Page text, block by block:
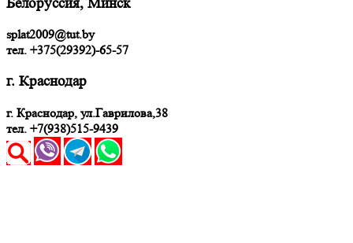
splat2009@tut.by
тел. +375(29392)-65-57
г. Краснодар
г. Краснодар, ул.Гаврилова,38
тел. +7(938)515-9439